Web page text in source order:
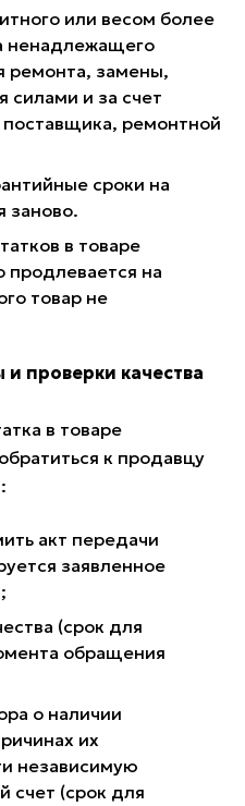
или весом более
ненадлежащего
ремонта, замены,
силами и за счет
поставщика, ремонтной
сроки на
заново.
в товаре
продлевается на
товар не
проверки качества
в товаре
к продавцу
акт передачи
заявленное
(срок для
обращения
о наличии
их
независимую
счет (срок для